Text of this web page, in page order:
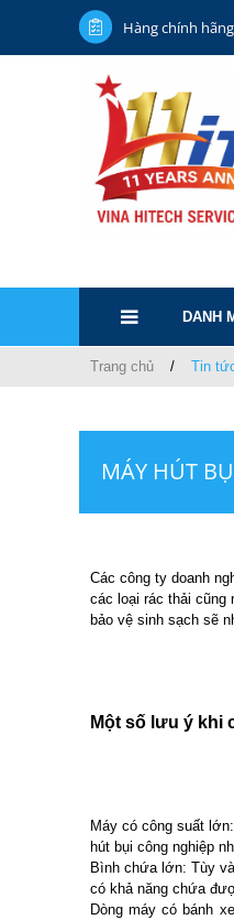
Hàng chính hãng
DANH
Trang chủ Tin
MÁY HÚT
Các công ty doanh
các loại rác thải cũng
bảo vệ sinh sạch sẽ
Một số lưu ý khi
Máy có công suất
hút bụi công nghiệp
Bình chứa lớn: Tùy
có khả năng chứa
Dòng máy có bánh